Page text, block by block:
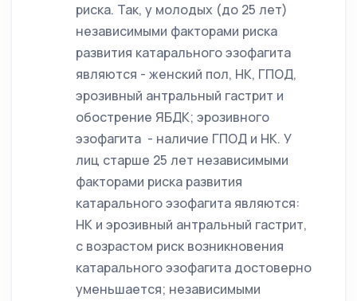
риска. Так, у молодых (до 25 лет)
независимыми факторами риска
развития катарального эзофагита
являются - женский пол, НК, ГПОД,
эрозивный антральный гастрит и
обострение ЯБДК; эрозивного
эзофагита - наличие ГПОД и НК. У
лиц старше 25 лет независимыми
факторами риска развития
катарального эзофагита являются:
НК и эрозивный антральный гастрит,
с возрастом риск возникновения
катарального эзофагита достоверно
уменьшается; независимыми